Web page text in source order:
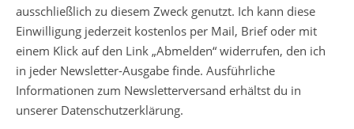
ausschließlich zu diesem Zweck genutzt. Ich kann diese
Einwilligung jederzeit kostenlos per Mail, Brief oder mit
einem Klick auf den Link „Abmelden“ widerrufen, den ich
in jeder Newsletter-Ausgabe finde. Ausführliche
Informationen zum Newsletterversand erhältst du in
unserer Datenschutzerklärung.